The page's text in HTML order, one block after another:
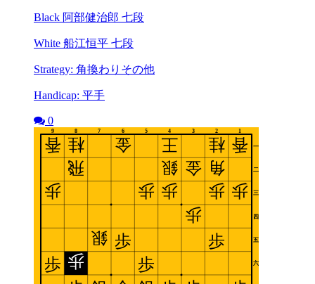
Black 阿部健治郎 七段
White 船江恒平 七段
Strategy: 角換わりその他
Handicap: 平手
0